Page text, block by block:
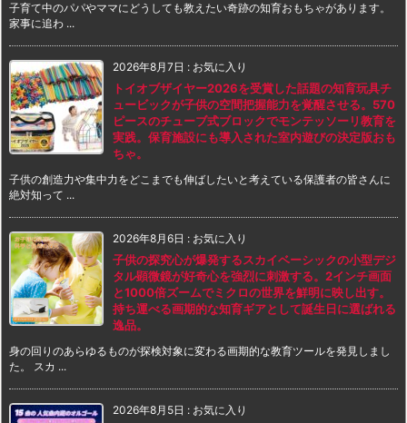
子育て中のパパやママにどうしても教えたい奇跡の知育おもちゃがあります。
家事に追わ ...
2026年8月7日 : お気に入り
トイオブザイヤー2026を受賞した話題の知育玩具チ
ュービックが子供の空間把握能力を覚醒させる。570
ピースのチューブ式ブロックでモンテッソーリ教育を
実践。保育施設にも導入された室内遊びの決定版おも
ちゃ。
子供の創造力や集中力をどこまでも伸ばしたいと考えている保護者の皆さんに
絶対知って ...
2026年8月6日 : お気に入り
子供の探究心が爆発するスカイベーシックの小型デジ
タル顕微鏡が好奇心を強烈に刺激する。2インチ画面
と1000倍ズームでミクロの世界を鮮明に映し出す。
持ち運べる画期的な知育ギアとして誕生日に選ばれる
逸品。
身の回りのあらゆるものが探検対象に変わる画期的な教育ツールを発見しまし
た。 スカ ...
2026年8月5日 : お気に入り